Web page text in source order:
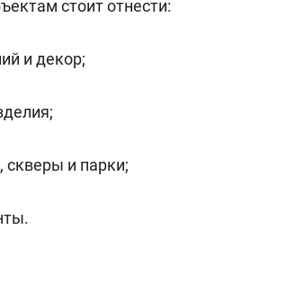
стоит отнести:
и декор;
скверы и парки;